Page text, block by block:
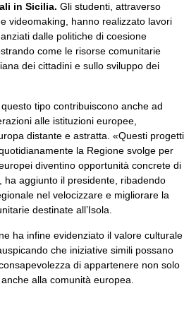
in Sicilia. Gli studenti, attraverso
videomaking, hanno realizzato lavori
dalle politiche di coesione
come le risorse comunitarie
dei cittadini e sullo sviluppo dei
tipo contribuiscono anche ad
alle istituzioni europee,
distante e astratta. «Questi progetti
la Regione svolge per
diventino opportunità concrete di
ha aggiunto il presidente, ribadendo
nel velocizzare e migliorare la
destinate all’Isola.
ha infine evidenziato il valore culturale
che iniziative simili possano
di appartenere non solo
alla comunità europea.